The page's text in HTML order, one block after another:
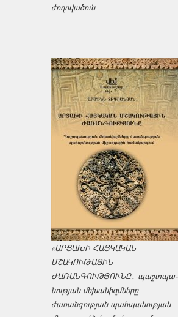
ժողովածուն
«ԱՐՑԱԽԻ ՀԱՅԿԱԿԱՆ
ՄՇԱԿՈՒԹԱՅԻՆ
ԺԱՌԱՆԳՈՒԹՅՈՒՆԸ․ պաշտպա­
նության մեխանիզմները
ժառանգության պահպանության